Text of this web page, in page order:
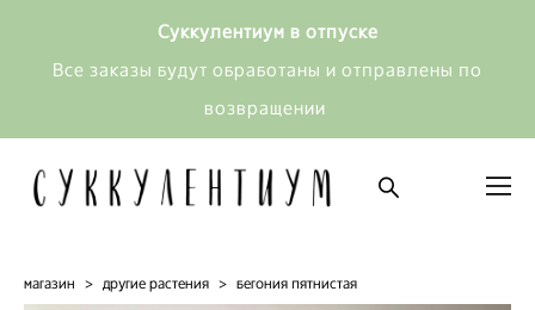
Суккулентиум в отпуске
Все заказы будут обработаны и отправлены по
возвращении
магазин > другие растения > бегония пятнистая